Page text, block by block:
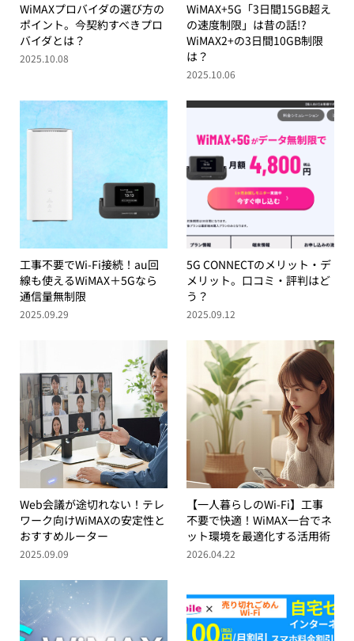
WiMAXプロバイダの選び方の
ポイント。今契約すべきプロ
バイダとは？
2025.10.08
WiMAX+5G「3日間15GB超え
の速度制限」は昔の話!?
WiMAX2+の3日間10GB制限
は？
2025.10.06
工事不要でWi-Fi接続！au回
線も使えるWiMAX＋5Gなら
通信量無制限
2025.09.29
5G CONNECTのメリット・デ
メリット。口コミ・評判はど
う？
2025.09.12
Web会議が途切れない！テレ
ワーク向けWiMAXの安定性と
おすすめルーター
2025.09.09
【一人暮らしのWi-Fi】工事
不要で快適！WiMAX一台でネ
ット環境を最適化する活用術
2026.04.22